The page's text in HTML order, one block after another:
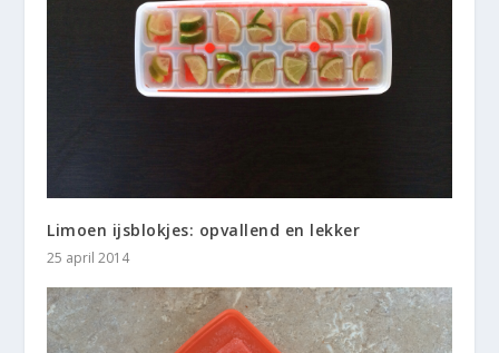
Limoen ijsblokjes: opvallend en lekker
25 april 2014